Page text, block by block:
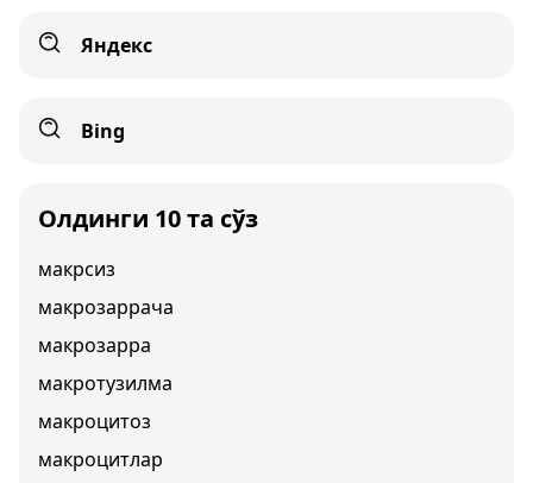
Яндекс
Bing
Олдинги 10 та сўз
макрсиз
макрозаррача
макрозарра
макротузилма
макроцитоз
макроцитлар